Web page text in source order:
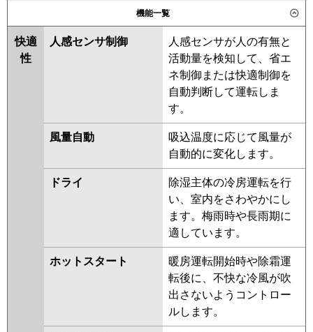
パナソニック PA-P56F7SHNC PA-P56F7SHC
PDZ-ERMP56SG5
ERMP56SG4
PDZ-ERMP56SG3
PDZ-ERMP56SG2
PDZ-
ERMP56SGZ PDZ-ERMP56SGY
PDZ-ERMP56SGV PDZ-
ERMP56SGR
RCB-GP56RSHJ11 RCB-
GP56RSHJ9 RCB-GP56RSHJ8
RCB-GP56RSHJ7 RCB-
GP56RSHJ6 RCB-GP56RSHJ5
RCB-GP56RSHJ4 RCB-
GP56RSHJ3
FDRV565HKA5SA-ca
FDRV565HKA5SA-sil
FDRV565HK5SA-ca
FDRV565HK5SA-sil
FDRV565HK5S-ca
canvas FDRV565HK5S-silent
機能一覧
快適
性
人感センサ制御
人感センサが人の有無と
活動量を検知して、省エ
ネ制御または快適制御を
自動判断して運転しま
す。
風量自動
吸込温度に応じて風量が
自動的に変化します。
ドライ
除湿主体の冷房運転を行
い、室内をさわやかにし
ます。梅雨時や長雨期に
適しています。
ホットスタート
暖房運転開始時や除霜運
転後に、不快な冷風が吹
出さないようコントロー
ルします。